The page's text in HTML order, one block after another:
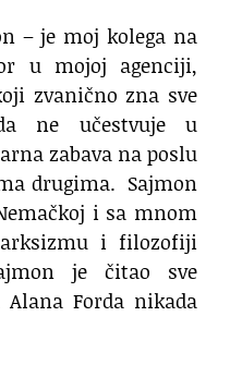
– je moj kolega na
u mojoj agenciji,
zvanično zna sve
ne učestvuje u
zabava na poslu
drugima. Sajmon
i sa mnom
i filozofiji
je čitao sve
Forda nikada